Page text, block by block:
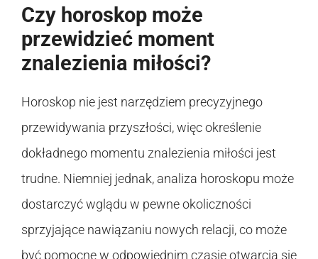
Czy horoskop może
przewidzieć moment
znalezienia miłości?
Horoskop nie jest narzędziem precyzyjnego
przewidywania przyszłości, więc określenie
dokładnego momentu znalezienia miłości jest
trudne. Niemniej jednak, analiza horoskopu może
dostarczyć wglądu w pewne okoliczności
sprzyjające nawiązaniu nowych relacji, co może
być pomocne w odpowiednim czasie otwarcia się